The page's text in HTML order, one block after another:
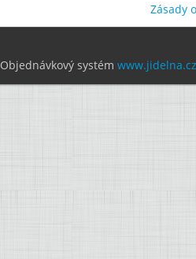
Zásady
Objednávkový systém www.jidelna.cz